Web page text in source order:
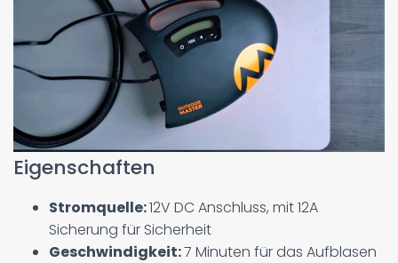
Eigenschaften
Stromquelle:12V DC Anschluss, mit 12A
Sicherung für Sicherheit
Geschwindigkeit:7 Minuten für das Aufblasen